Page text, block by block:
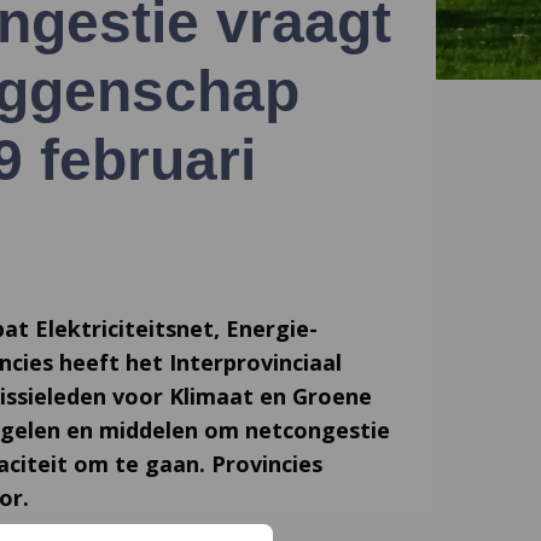
vraagt
februari
Elektriciteitsnet, Energie-
heeft het Interprovinciaal
voor Klimaat en Groene
en middelen om netcongestie
om te gaan. Provincies